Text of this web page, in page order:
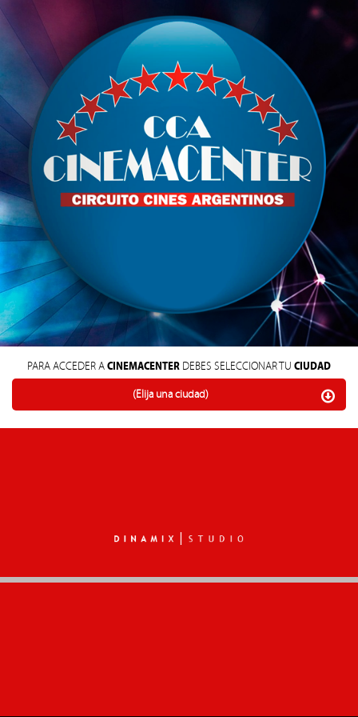
PARA ACCEDER ACINEMACENTER DEBES SELECCIONAR TU CIUDAD
(Elija una ciudad)